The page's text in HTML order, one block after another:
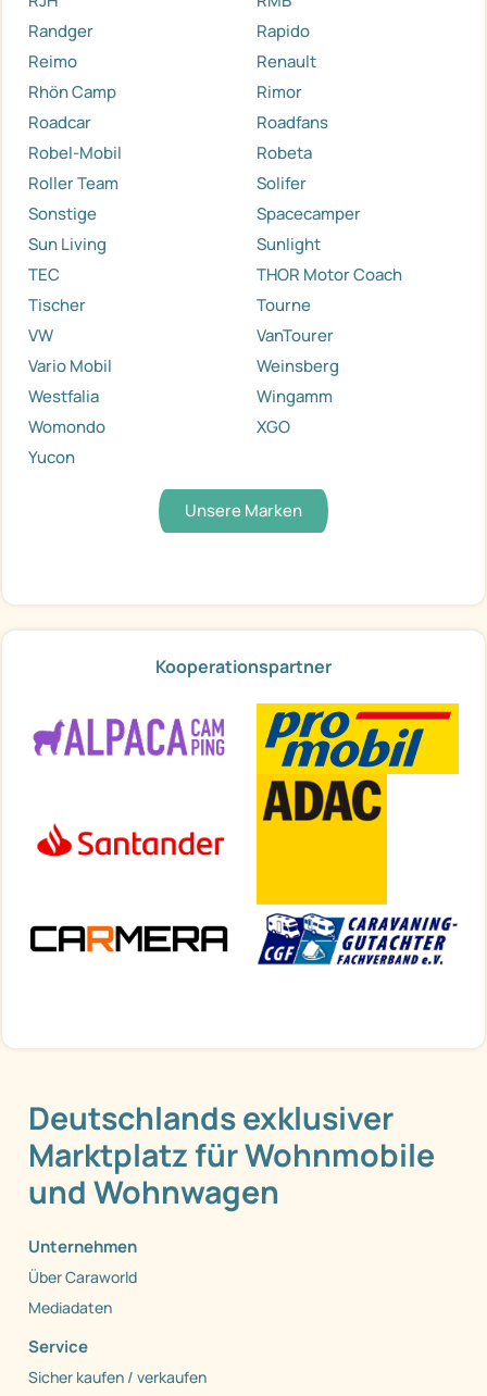
Randger
Rapido
Reimo
Renault
Rhön Camp
Rimor
Roadcar
Roadfans
Robel-Mobil
Robeta
Roller Team
Solifer
Sonstige
Spacecamper
Sun Living
Sunlight
TEC
THOR Motor Coach
Tischer
Tourne
VW
VanTourer
Vario Mobil
Weinsberg
Westfalia
Wingamm
Womondo
XGO
Yucon
Unsere Marken
Kooperationspartner
Deutschlands exklusiver
Marktplatz für Wohnmobile
und Wohnwagen
Unternehmen
Über Caraworld
Mediadaten
Service
Sicher kaufen / verkaufen